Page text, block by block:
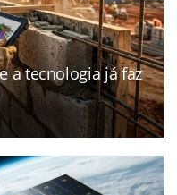
a tecnologia já faz